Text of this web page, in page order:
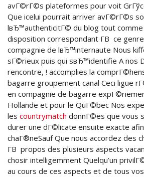
avГ©rГ©s plateformes pour voit
Que icelui pourrait arriver avГ©rГ©s
lвЂ™authenticitГ© du blog tout comme
disposition correspondant Г­В ce
compagnie de lвЂ™internaute Nous
sГ©rieux puis qui sвЂ™identifie A nos
rencontre, ! accomplies la
bagarre groupement canal Ceci ligue
en compagnie de bagarre
Hollande et pour le QuГ©bec Nos
les countrymatch donnГ©es que vous
durer une dГ©licate ensuite exacte
chaГ®neSauf Que nous accordez des
Г­В propos des plusieurs aspects
chosir intelligemment Quelqu’un
au cours de ces aspects et de tous